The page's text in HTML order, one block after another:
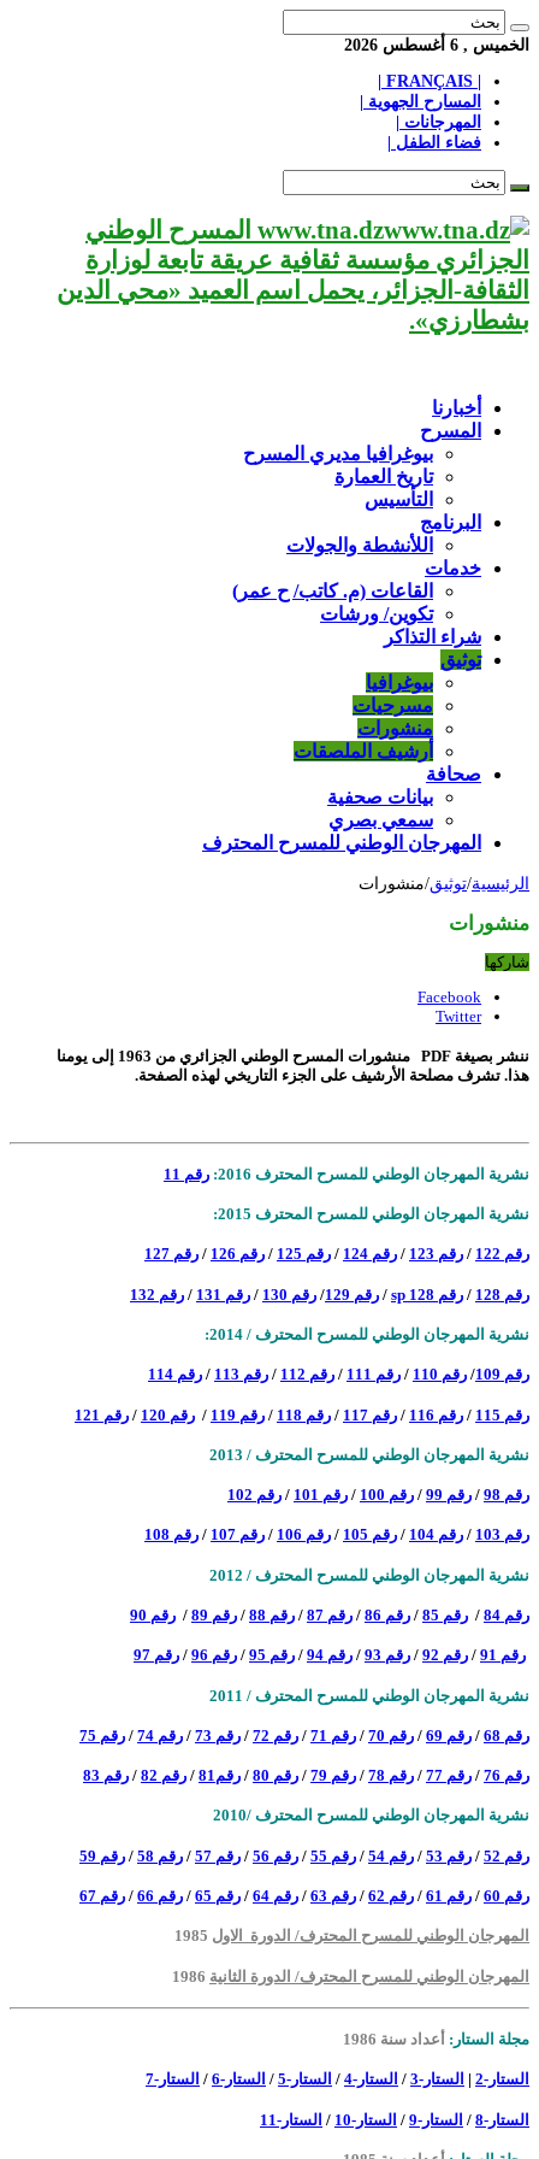
الخميس , 6 أغسطس 2026
المسارح الجهوية |
المهرجانات |
فضاء الطفل |
www.tna.dz المسرح الوطني
الجزائري مؤسسة ثقافية عريقة تابعة لوزارة
الثقافة-الجزائر، يحمل اسم العميد «محي الدين
بشطارزي».
أخبارنا
المسرح
بيوغرافيا مديري المسرح
تاريخ العمارة
التأسيس
البرنامج
اللأنشطة والجولات
خدمات
القاعات (م. كاتب/ ح عمر)
تكوين/ ورشات
شراء التذاكر
توثيق
بيوغرافيا
مسرحيات
منشورات
أرشيف الملصقات
صحافة
بيانات صحفية
سمعي بصري
المهرجان الوطني للمسرح المحترف
الرئيسية/توثيق/منشورات
منشورات
شاركها
Facebook
Twitter
ننشر بصيغة PDF منشورات المسرح الوطني الجزائري من 1963 إلى يومنا
هذا. تشرف مصلحة الأرشيف على الجزء التاريخي لهذه الصفحة.
نشرية المهرجان الوطني للمسرح المحترف 2016: رقم 11
نشرية المهرجان الوطني للمسرح المحترف 2015:
رقم 122 / رقم 123 / رقم 124 / رقم 125 / رقم 126 / رقم 127
رقم 128 / رقم 128 sp / رقم 129 / رقم 130 / رقم 131 / رقم 132
نشرية المهرجان الوطني للمسرح المحترف / 2014:
رقم 109 / رقم 110 / رقم 111 / رقم 112 / رقم 113 / رقم 114
رقم 115 / رقم 116 / رقم 117 / رقم 118 / رقم 119 / رقم 120 / رقم 121
نشرية المهرجان الوطني للمسرح المحترف / 2013
رقم 98 / رقم 99 / رقم 100 / رقم 101 / رقم 102
رقم 103 / رقم 104 / رقم 105 / رقم 106 / رقم 107 / رقم 108
نشرية المهرجان الوطني للمسرح المحترف / 2012
رقم 84 / رقم 85 / رقم 86 / رقم 87 / رقم 88 / رقم 89 / رقم 90
رقم 91 / رقم 92 / رقم 93 / رقم 94 / رقم 95 / رقم 96 / رقم 97
نشرية المهرجان الوطني للمسرح المحترف / 2011
رقم 68 / رقم 69 / رقم 70 / رقم 71 / رقم 72 / رقم 73 / رقم 74 / رقم 75
رقم 76 / رقم 77 / رقم 78 / رقم 79 / رقم 80 / رقم81 / رقم 82 / رقم 83
نشرية المهرجان الوطني للمسرح المحترف /2010
رقم 52 / رقم 53 / رقم 54 / رقم 55 / رقم 56 / رقم 57 / رقم 58 / رقم 59
رقم 60 / رقم 61 / رقم 62 / رقم 63 / رقم 64 / رقم 65 / رقم 66 / رقم 67
المهرجان الوطني للمسرح المحترف/ الدورة الاول
المهرجان الوطني للمسرح المحترف/ الدورة الثانية
مجلة الستار: أعداد سنة 1986
الستار-2 | الستار-3 / الستار-4 / الستار-5 / الستار-6 / الستار-7
الستار-8 / الستار-9 / الستار-10 / الستار-11